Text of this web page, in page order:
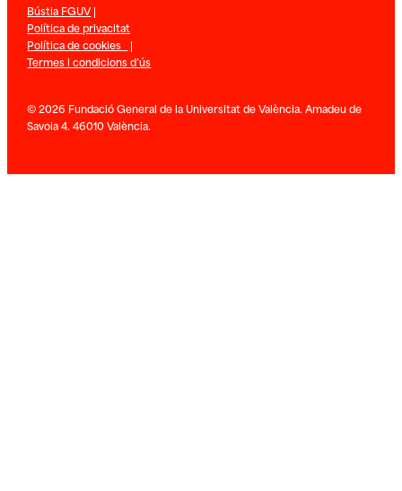
Bústia FGUV|
Política de privacitat
Política de cookies |
Termes i condicions d’ús
© 2026 Fundació General de la Universitat de València. Amadeu de
Savoia 4. 46010 València.